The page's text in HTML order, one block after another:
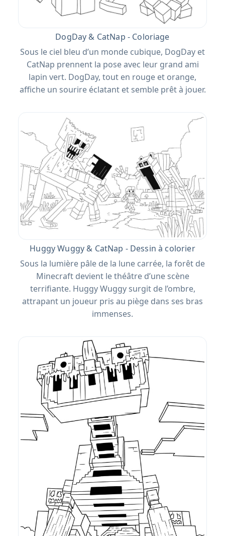
DogDay & CatNap - Coloriage
Sous le ciel bleu d’un monde cubique, DogDay et
CatNap prennent la pose avec leur grand ami
lapin vert. DogDay, tout en rouge et orange,
affiche un sourire éclatant et semble prêt à jouer.
Huggy Wuggy & CatNap - Dessin à colorier
Sous la lumière pâle de la lune carrée, la forêt de
Minecraft devient le théâtre d’une scène
terrifiante. Huggy Wuggy surgit de l’ombre,
attrapant un joueur pris au piège dans ses bras
immenses.